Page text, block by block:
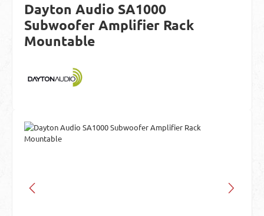
Dayton Audio SA1000
Subwoofer Amplifier Rack
Mountable
Bildergalerie überspringen